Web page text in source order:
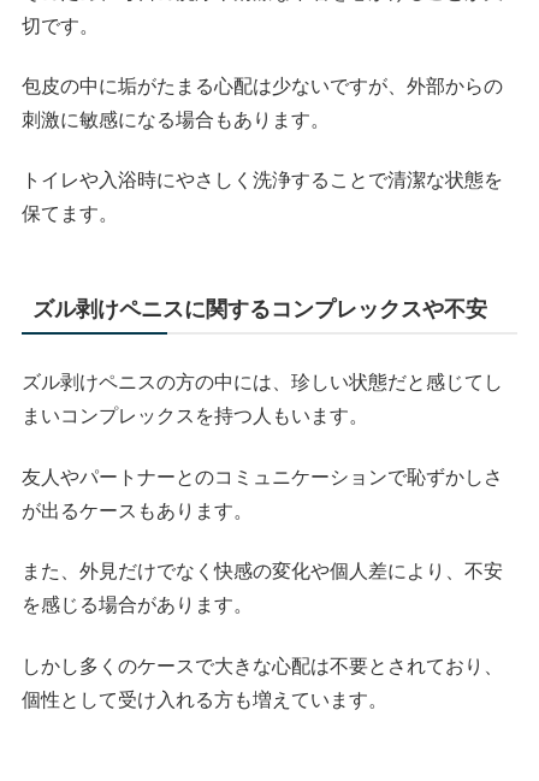
切です。
包皮の中に垢がたまる心配は少ないですが、外部からの
刺激に敏感になる場合もあります。
トイレや入浴時にやさしく洗浄することで清潔な状態を
保てます。
ズル剥けペニスに関するコンプレックスや不安
ズル剥けペニスの方の中には、珍しい状態だと感じてし
まいコンプレックスを持つ人もいます。
友人やパートナーとのコミュニケーションで恥ずかしさ
が出るケースもあります。
また、外見だけでなく快感の変化や個人差により、不安
を感じる場合があります。
しかし多くのケースで大きな心配は不要とされており、
個性として受け入れる方も増えています。